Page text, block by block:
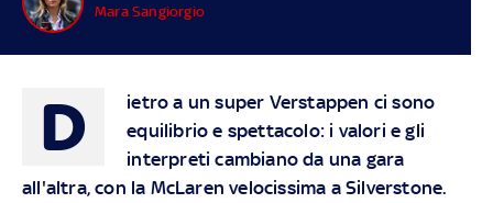
Mara Sangiorgio
D
ietro a un super Verstappen ci sono
equilibrio e spettacolo: i valori e gli
interpreti cambiano da una gara
all'altra, con la McLaren velocissima a Silverstone.